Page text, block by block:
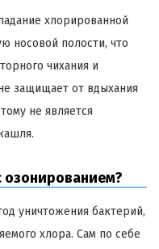
хлорированной
носовой полости, что
чихания и
защищает от вдыхания
не является
озонированием?
уничтожения бактерий,
хлора. Сам по себе